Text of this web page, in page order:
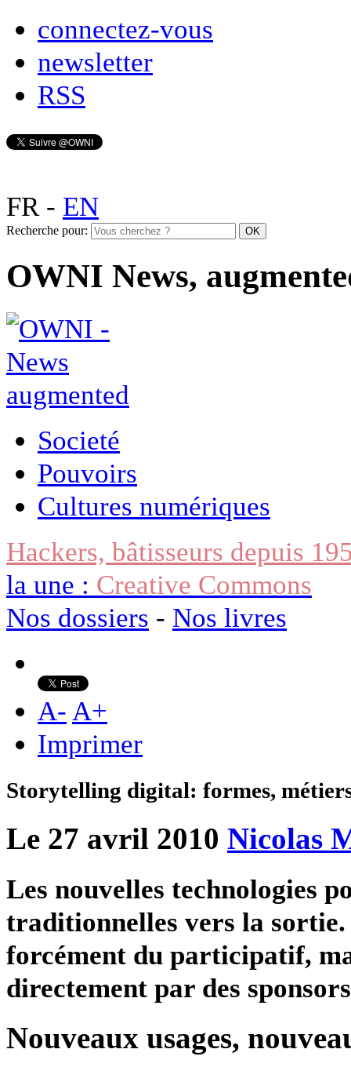
connectez-vous
newsletter
RSS
FR- EN
Recherche pour:
OWNI News,
Societé
Pouvoirs
Cultures numériques
Hackers, bâtisseurs depuis
la une : Creative Commons
Nos dossiers - Nos livres
A- A+
Imprimer
Storytelling digital: formes,
Le 27 avril 2010 Nicolas
Les nouvelles technologies
traditionnelles vers la
forcément du participatif,
directement par des
Nouveaux usages,